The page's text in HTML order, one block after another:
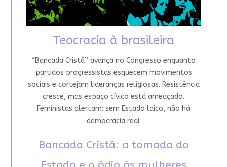
Teocracia à brasileira
“Bancada Cristã” avança no Congresso enquanto
partidos progressistas esquecem movimentos
sociais e cortejam lideranças religiosas. Resistência
cresce, mas espaço cívico está ameaçado.
Feministas alertam: sem Estado laico, não há
democracia real
Bancada Cristã: a tomada do